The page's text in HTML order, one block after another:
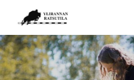
sivun
sisältöön
Ylirannan Ratsutila